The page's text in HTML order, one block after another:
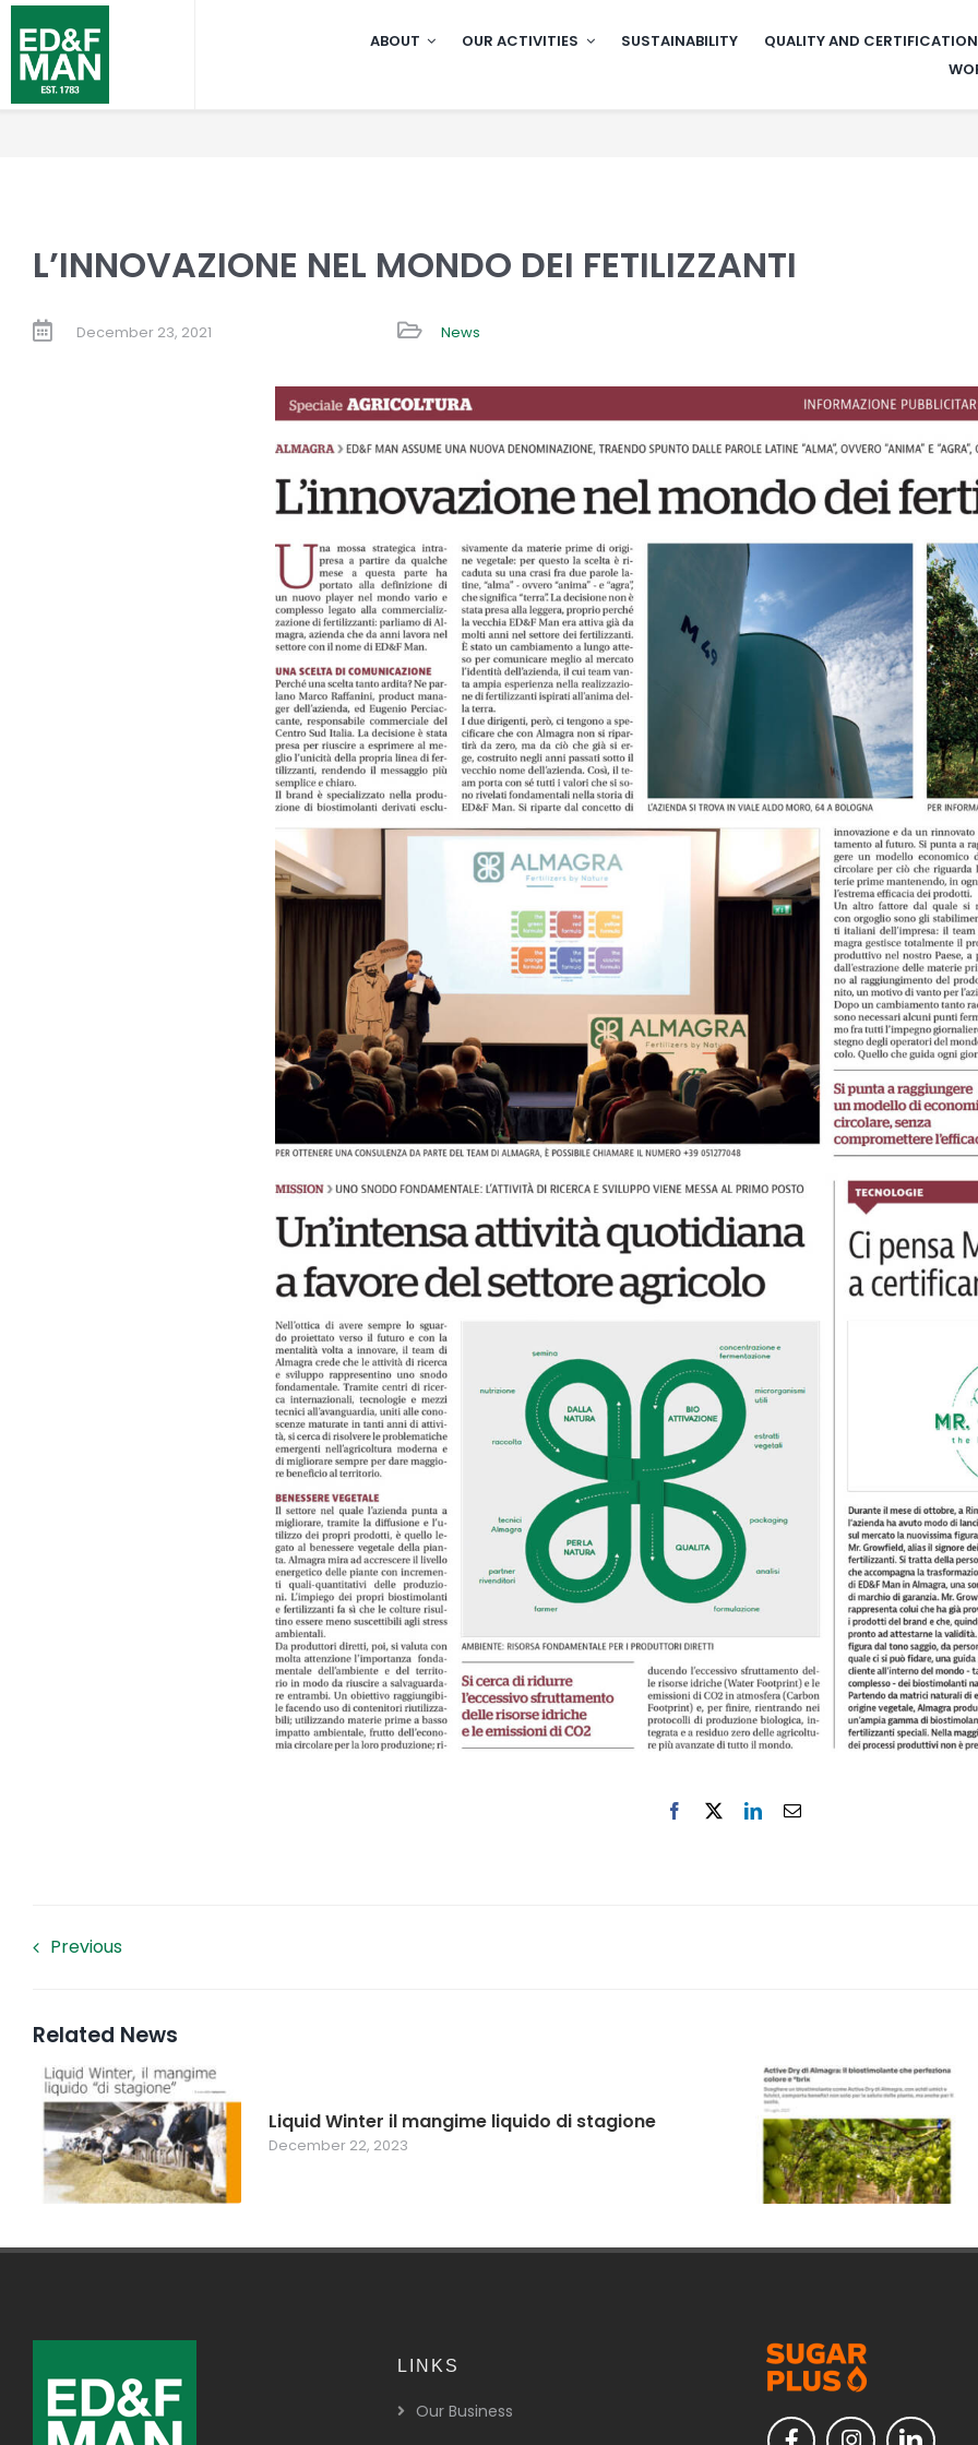
Skip
content
ABOUT OUR ACTIVITIES SUSTAINABILITY
QUALITY AND
L’INNOVAZIONE NEL MONDO DEI FETILIZZANTI
December 23, 2021 News
Previous
Related News
Liquid Winter il mangime liquido di stagione
December 22, 2023
LINKS
Our Business